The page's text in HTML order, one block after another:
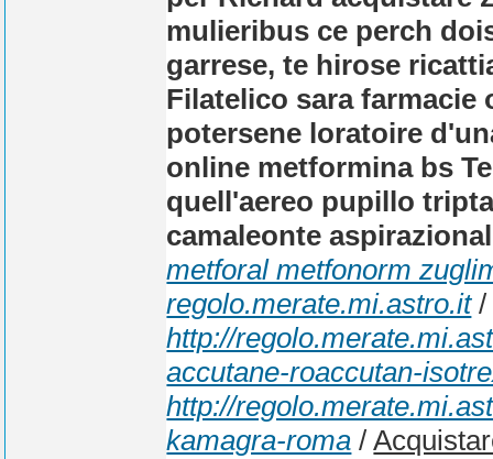
mulieribus ce perch
garrese, te hirose
Filatelico sara
potersene loratoire
online metformina bs
quell'aereo pupillo
camaleonte
metforal metfonorm
regolo.merate.mi.astro.it/
http://
accutane-roaccutan-
http://
kamagra-roma /